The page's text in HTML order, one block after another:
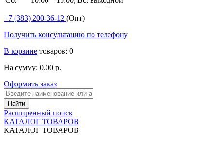
+7 (383) 200-36-12 (Опт)
Получить консультацию по телефону
В корзине товаров: 0
На сумму: 0.00 р.
Оформить заказ
Расширенный поиск
КАТАЛОГ ТОВАРОВ
КАТАЛОГ ТОВАРОВ